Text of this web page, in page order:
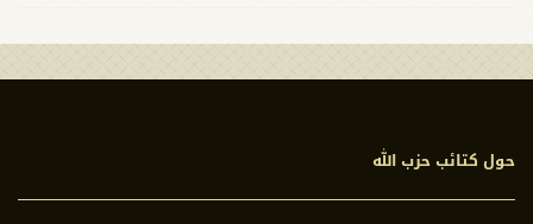
حول كتائب حزب الله